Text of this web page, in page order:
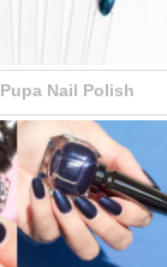
Nail Polish